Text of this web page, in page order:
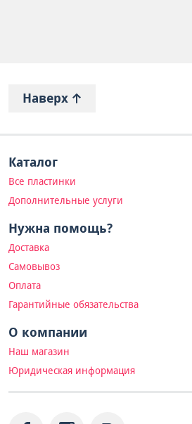
Наверх
Каталог
Все пластинки
Дополнительные услуги
Нужна помощь?
Доставка
Самовывоз
Оплата
Гарантийные обязательства
О компании
Наш магазин
Юридическая информация